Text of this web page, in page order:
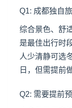
Q1: 成都独自
综合景色、舒
是最佳出行时
人少清静可选
日，但需提前
Q2: 需要提前